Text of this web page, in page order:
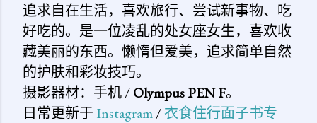
追求自在生活，喜欢旅行、尝试新事物、吃
好吃的。是一位凌乱的处女座女生，喜欢收
藏美丽的东西。懒惰但爱美，追求简单自然
的护肤和彩妆技巧。
摄影器材：手机 /Olympus PEN F。
日常更新于 Instagram/衣食住行面子书专